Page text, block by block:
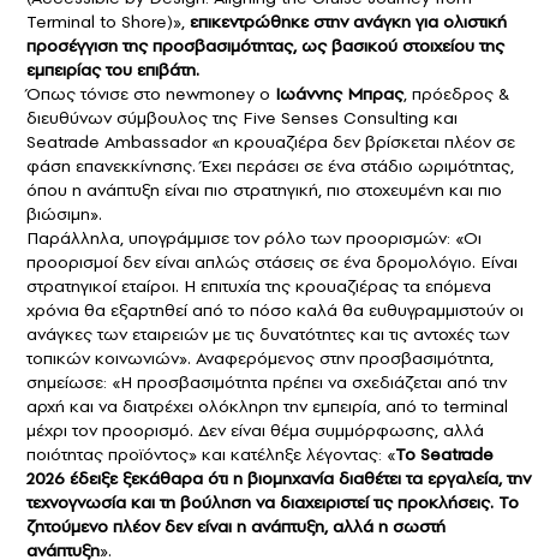
Terminal to Shore)», επικεντρώθηκε στην ανάγκη για ολιστική
προσέγγιση της προσβασιμότητας, ως βασικού στοιχείου της
εμπειρίας του επιβάτη.
Όπως τόνισε στο newmoney ο Ιωάννης Μπρας, πρόεδρος &
διευθύνων σύμβουλος της Five Senses Consulting και
Seatrade Ambassador «η κρουαζιέρα δεν βρίσκεται πλέον σε
φάση επανεκκίνησης. Έχει περάσει σε ένα στάδιο ωριμότητας,
όπου η ανάπτυξη είναι πιο στρατηγική, πιο στοχευμένη και πιο
βιώσιμη».
Παράλληλα, υπογράμμισε τον ρόλο των προορισμών: «Οι
προορισμοί δεν είναι απλώς στάσεις σε ένα δρομολόγιο. Είναι
στρατηγικοί εταίροι. Η επιτυχία της κρουαζιέρας τα επόμενα
χρόνια θα εξαρτηθεί από το πόσο καλά θα ευθυγραμμιστούν οι
ανάγκες των εταιρειών με τις δυνατότητες και τις αντοχές των
τοπικών κοινωνιών». Αναφερόμενος στην προσβασιμότητα,
σημείωσε: «Η προσβασιμότητα πρέπει να σχεδιάζεται από την
αρχή και να διατρέχει ολόκληρη την εμπειρία, από το terminal
μέχρι τον προορισμό. Δεν είναι θέμα συμμόρφωσης, αλλά
ποιότητας προϊόντος» και κατέληξε λέγοντας: «Το Seatrade
2026 έδειξε ξεκάθαρα ότι η βιομηχανία διαθέτει τα εργαλεία, την
τεχνογνωσία και τη βούληση να διαχειριστεί τις προκλήσεις. Το
ζητούμενο πλέον δεν είναι η ανάπτυξη, αλλά η σωστή
ανάπτυξη».